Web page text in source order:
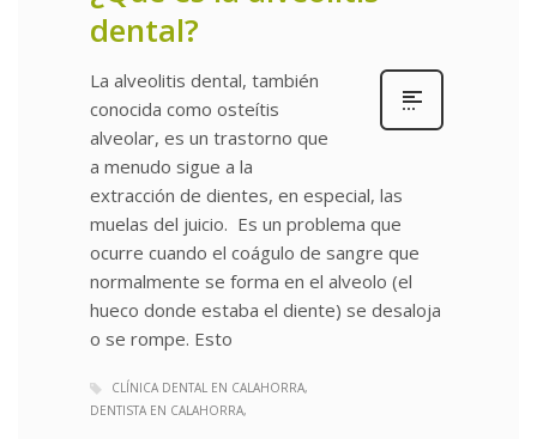
dental?
La alveolitis dental, también
conocida como osteítis
alveolar, es un trastorno que
a menudo sigue a la
extracción de dientes, en especial, las
muelas del juicio. Es un problema que
ocurre cuando el coágulo de sangre que
normalmente se forma en el alveolo (el
hueco donde estaba el diente) se desaloja
o se rompe. Esto
CLÍNICA DENTAL EN CALAHORRA
DENTISTA EN CALAHORRA